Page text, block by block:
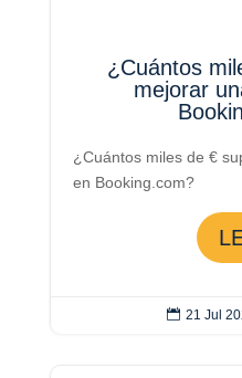
¿Cuántos
mejorar
¿Cuántos miles de €
en Booking.com?
 21 Jul